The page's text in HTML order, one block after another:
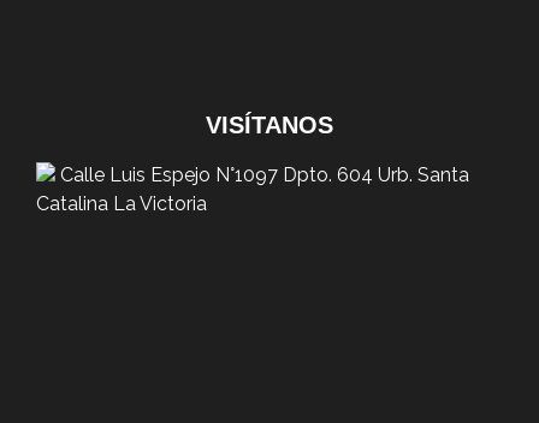
VISÍTANOS
Calle Luis Espejo N°1097 Dpto. 604 Urb. Santa
Catalina La Victoria